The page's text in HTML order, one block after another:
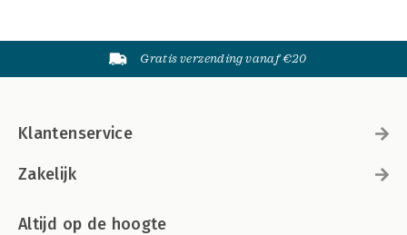
Gratis verzending vanaf €20
Klantenservice
Zakelijk
Altijd op de hoogte